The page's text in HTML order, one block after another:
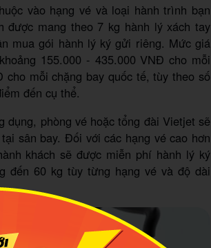
vào hạng vé và loại hành trình bạn
được mang theo 7 kg hành lý xách tay
mua gói hành lý ký gửi riêng. Mức giá
155.000 - 435.000 VNĐ cho mỗi
mỗi chặng bay quốc tế, tùy theo số
đến cụ thể.
phòng vé hoặc tổng đài Vietjet sẽ
sân bay. Đối với các hạng vé cao hơn
khách sẽ được miễn phí hành lý ký
đến 60 kg tùy từng hạng vé và độ dài